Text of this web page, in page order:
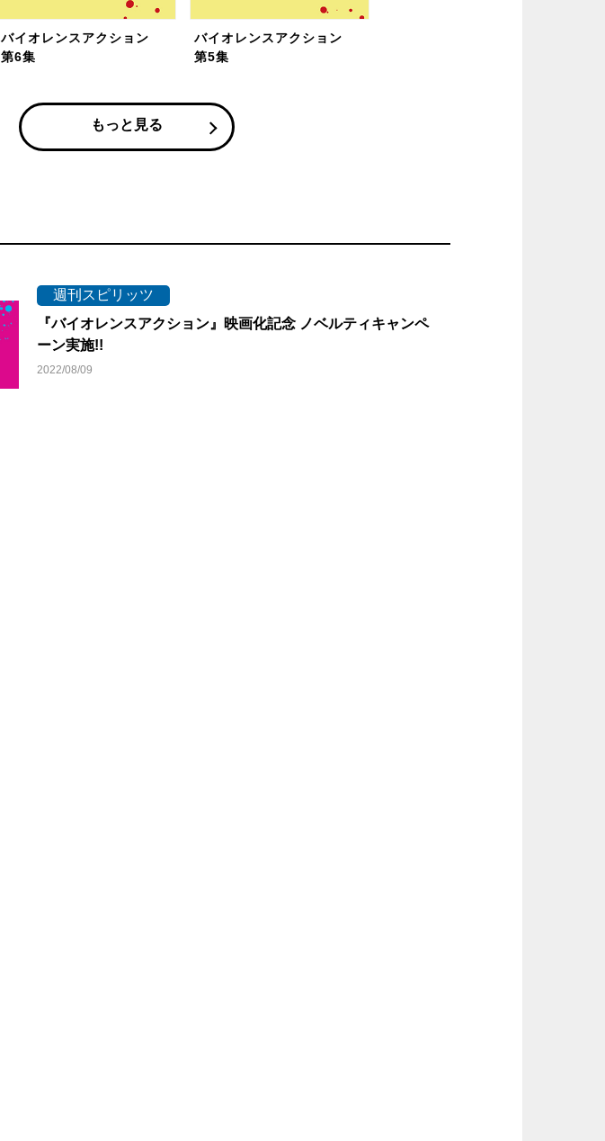
バイオレンスアクション
第6集
バイオレンスアクション
第5集
もっと見る
週刊スピリッツ
『バイオレンスアクション』映画化記念 ノベルティキャンペ
ーン実施!!
2022/08/09